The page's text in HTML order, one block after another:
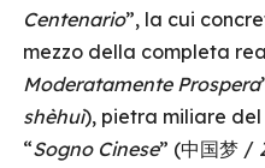
Centenario”, la cui
mezzo della completa
Moderatamente Prospera
shèhuì), pietra miliare
“Sogno Cinese” (中国梦 /